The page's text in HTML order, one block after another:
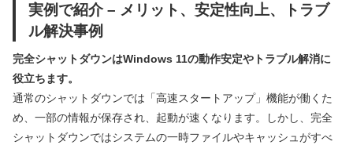
実例で紹介 – メリット、安定性向上、トラブ
ル解決事例
完全シャットダウンはWindows 11の動作安定やトラブル解消に
役立ちます。
通常のシャットダウンでは「高速スタートアップ」機能が働くた
め、一部の情報が保存され、起動が速くなります。しかし、完全
シャットダウンではシステムの一時ファイルやキャッシュがすべ